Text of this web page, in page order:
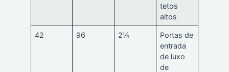
tetos
altos
42 96 2¼
Portas de
entrada
de luxo
de